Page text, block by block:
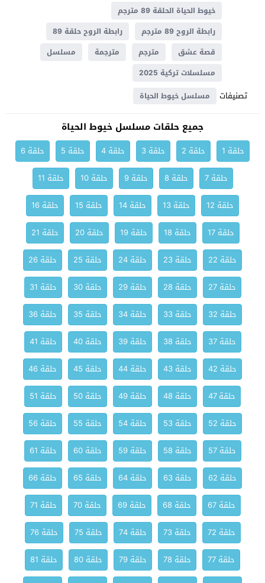
خيوط الحياة الحلقة 89 مترجم
رابطة الروح 89 مترجم
رابطة الروح حلقة 89
قصة عشق
مترجم مترجمة
مسلسل
مسلسلات تركية 2025
تصنيفات مسلسل خيوط الحياة
جميع حلقات مسلسل خيوط الحياة
حلقة 1 حلقة 2 حلقة 3 حلقة 4 حلقة 5
حلقة 6
حلقة 7
حلقة 8 حلقة 9 حلقة 10
حلقة 11
حلقة 12
حلقة 13 حلقة 14 حلقة 15
حلقة 16
حلقة 17
حلقة 18 حلقة 19 حلقة 20
حلقة 21
حلقة 22
حلقة 23 حلقة 24 حلقة 25
حلقة 26
حلقة 27
حلقة 28 حلقة 29 حلقة 30
حلقة 31
حلقة 32
حلقة 33 حلقة 34 حلقة 35
حلقة 36
حلقة 37
حلقة 38 حلقة 39 حلقة 40
حلقة 41
حلقة 42
حلقة 43 حلقة 44 حلقة 45
حلقة 46
حلقة 47
حلقة 48 حلقة 49 حلقة 50
حلقة 51
حلقة 52
حلقة 53 حلقة 54 حلقة 55
حلقة 56
حلقة 57
حلقة 58 حلقة 59 حلقة 60
حلقة 61
حلقة 62
حلقة 63 حلقة 64 حلقة 65
حلقة 66
حلقة 67
حلقة 68 حلقة 69 حلقة 70
حلقة 71
حلقة 72
حلقة 73 حلقة 74 حلقة 75
حلقة 76
حلقة 77
حلقة 78 حلقة 79 حلقة 80
حلقة 81